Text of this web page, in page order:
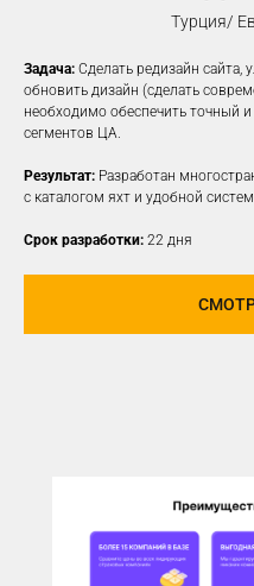
Турция/
Задача: Сделать редизайн
обновить дизайн (сделать
необходимо обеспечить точный
сегментов ЦА.
Результат: Разработан
с каталогом яхт и удобной
Срок разработки: 22 дня
РЕКЛАМА
Создаем рекламные
на различных платформах
новой заинтересованной ЦА